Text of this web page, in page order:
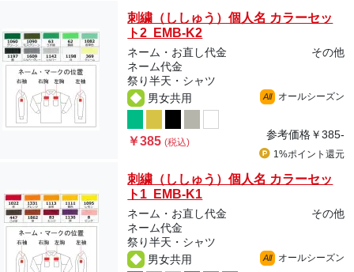
刺繍（ししゅう）個人名 カラーセッ
ト2 EMB-K2
ネーム・お直し代金
その他
ネーム代金
祭り半天・シャツ
男女共用
All オールシーズン
￥385(税込)
参考価格￥385-
1%ポイント 還元
刺繍（ししゅう）個人名 カラーセッ
ト1 EMB-K1
ネーム・お直し代金
その他
ネーム代金
祭り半天・シャツ
男女共用
All オールシーズン